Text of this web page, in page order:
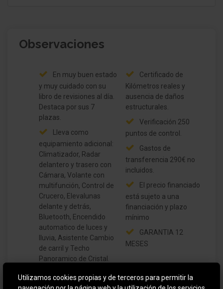
Observaciones
En muy buen estado
y muy cuidado con su
libro de revisiones al día.
Destaca por sus 7
plazas.
Lleva como
equipamiento adicional:
Climatizador, Radar
delantero y trasero con
Cámara, Volante con
multifunción, Control de
Crucero, Elevalunas
delante y detrás,
Bluetooth, Encendido
automatico de luces y
lluvia, Asistente Cambio
de carril y Techo
Panoramico de Cristal.
Certificado de
Kilómetros reales y
ausencia de daños
estructurales.
Verificación 250
puntos de control.
Gastos de
transferencia 290€ no
incluidos.
El precio financiado
está sujeto a una
financiación y plazo
mínimo
GARANTIA 12
MESES
Utilizamos cookies propias y de terceros para permitir la